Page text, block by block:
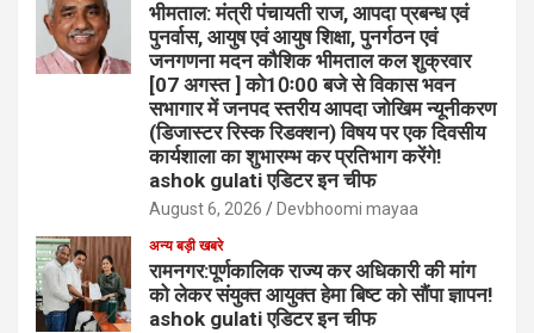
भीमताल: मंत्री पंचायती राज, आपदा प्रबन्ध एवं
पुनर्वास, आयुष एवं आयुष शिक्षा, पुनर्गठन एवं
जनगणना मदन कौशिक भीमताल कल शुक्रवार
[07 अगस्त ] को10ः00 बजे से विकास भवन
सभागार में जनपद स्तरीय आपदा जोखिम न्यूनीकरण
(डिजास्टर रिस्क रिडक्शन) विषय पर एक दिवसीय
कार्यशाला का शुभारम्भ कर प्रतिभाग करेंगे!
ashok gulati एडिटर इन चीफ
August 6, 2026 Devbhoomi mayaa
अन्य बड़ी खबरे
रामनगर:पूर्णकालिक राज्य कर अधिकारी की मांग
को लेकर संयुक्त आयुक्त हेमा बिष्ट को सौंपा ज्ञापन!
ashok gulati एडिटर इन चीफ